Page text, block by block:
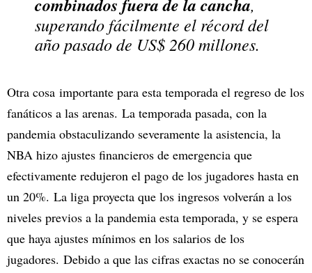
combinados fuera de la cancha
superando fácilmente el récord del
año pasado de US$ 260 millones.
Otra cosa importante para esta temporada el regreso de los
fanáticos a las arenas. La temporada pasada, con la
pandemia obstaculizando severamente la asistencia, la
NBA hizo ajustes financieros de emergencia que
efectivamente redujeron el pago de los jugadores hasta en
un 20%. La liga proyecta que los ingresos volverán a los
niveles previos a la pandemia esta temporada, y se espera
que haya ajustes mínimos en los salarios de los
jugadores. Debido a que las cifras exactas no se conocerán